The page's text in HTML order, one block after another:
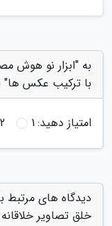
با ترکیب عکس ها"
امتیاز دهید:1
2
خلق تصاویر